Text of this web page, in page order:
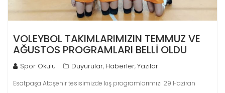
VOLEYBOL TAKIMLARIMIZIN TEMMUZ VE
AĞUSTOS PROGRAMLARI BELLİ OLDU
Spor Okulu Duyurular, Haberler,Yazılar
Esatpaşa Ataşehir tesisimizde kış programlarımızı 29 Haziran